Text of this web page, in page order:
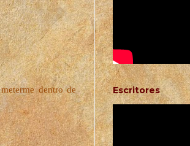
dentro de
Escritores